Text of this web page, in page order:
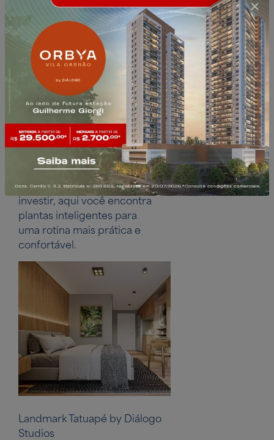
O
empreendimento
perfeito para você
Conheça o Landmark
Tatuapé Studios! Um
empreendimento magnífico,
localizado no bairro mais
desejado da Zona Leste.
Para quem busca morar ou
investir, aqui você encontra
plantas inteligentes para
uma rotina mais prática e
confortável.
Landmark Tatuapé by Diálogo
Studios